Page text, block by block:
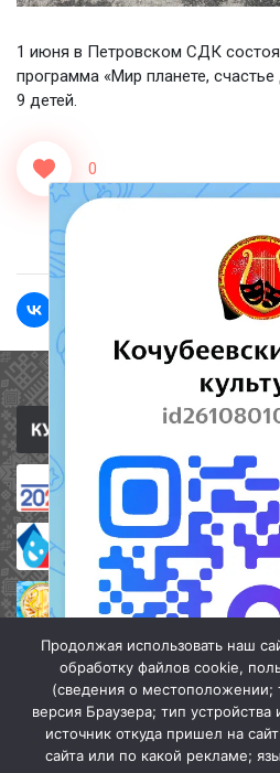
1 июня в Петровском СДК
программа «Мир планете,
9 детей.
0
Полезные
Продолжая использовать наш
обработку файлов cookie,
(сведения о местоположении;
версия Браузера; тип
источник откуда пришел на
сайта или по какой рекламе;